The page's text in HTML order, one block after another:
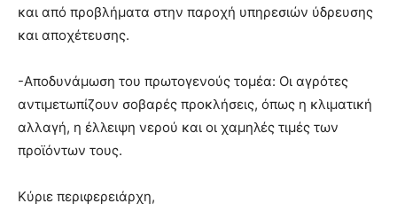
και από προβλήματα στην παροχή υπηρεσιών ύδρευσης
και αποχέτευσης.
-Αποδυνάμωση του πρωτογενούς τομέα: Οι αγρότες
αντιμετωπίζουν σοβαρές προκλήσεις, όπως η κλιματική
αλλαγή, η έλλειψη νερού και οι χαμηλές τιμές των
προϊόντων τους.
Κύριε περιφερειάρχη,